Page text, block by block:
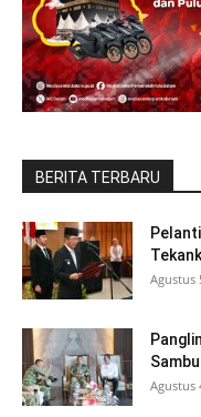
BERITA TERBARU
Agustus
Agustus